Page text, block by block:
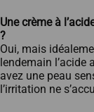
Une crème à
?
Oui, mais
lendemain
avez une peau
l’irritation ne